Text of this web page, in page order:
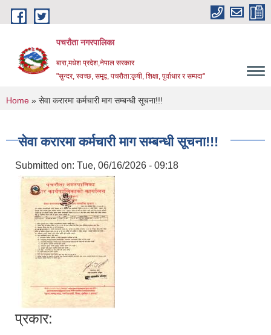
Skip to main content
पचरौता नगरपालिका
बारा,मधेश प्रदेश,नेपाल सरकार
"सुन्दर, स्वच्छ, समृद्व, पचरौता:कृषी, शिक्षा, पुर्वाधार र सम्पदा"
You are here
Home » सेवा करारमा कर्मचारी माग सम्बन्धी सूचना!!!
सेवा करारमा कर्मचारी माग सम्बन्धी सूचना!!!
Submitted on: Tue, 06/16/2026 - 09:18
प्रकार: